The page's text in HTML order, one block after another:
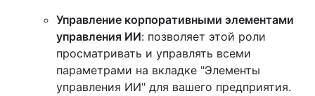
Управление корпоративными элементами
управления ИИ: позволяет этой роли
просматривать и управлять всеми
параметрами на вкладке "Элементы
управления ИИ" для вашего предприятия.